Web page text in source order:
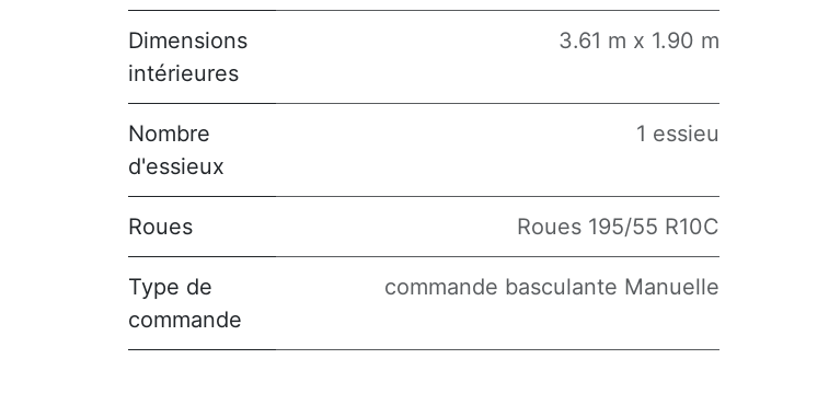
Dimensions
intérieures
3.61 m x 1.90 m
Nombre
d'essieux
1 essieu
Roues Roues 195/55 R10C
Type de
commande
commande basculante Manuelle